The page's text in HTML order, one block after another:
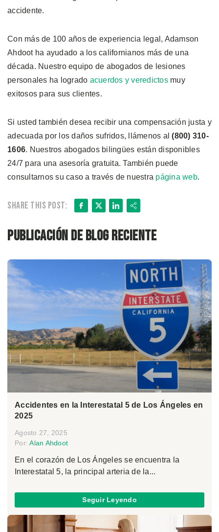
accidente.
Con más de 100 años de experiencia legal, Adamson
Ahdoot ha ayudado a los californianos más de una
década. Nuestro equipo de abogados de lesiones
personales ha logrado acuerdos y veredictosmuy
exitosos para sus clientes.
Si usted también desea recibir una compensación justa y
adecuada por los daños sufridos, llámenos al (800) 310-
1606. Nuestros abogados bilingües están disponibles
24/7 para una asesoría gratuita. También puede
consultarnos su caso a través de nuestra página web.
Share this post: Facebook
X LinkedIn
Share
Publicación de blog reciente
Accidentes en la Interestatal 5 de Los Ángeles en
2025
Agosto 27, 2025
Por:Alan Ahdoot
En el corazón de Los Ángeles se encuentra la
Interestatal 5, la principal arteria de la...
Seguir Leyendo